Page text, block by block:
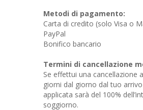
Metodi di pagamento:
Carta di credito (solo Visa o
PayPal
Bonifico bancario
Termini di cancellazione
Se effettui una cancellazione
giorni dal giorno dal tuo
applicata sarà del 100%
soggiorno.